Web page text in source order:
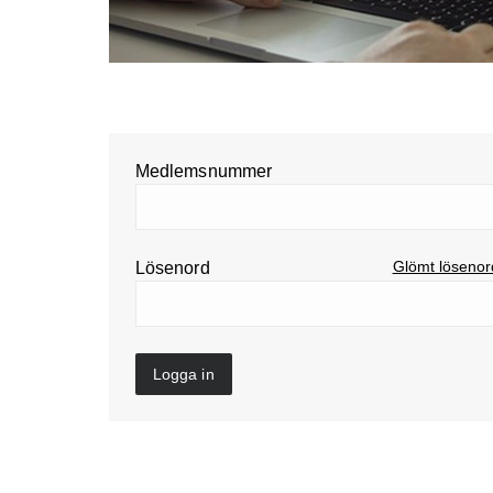
Medlemsnummer
Lösenord Glömt
Logga in